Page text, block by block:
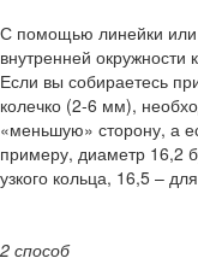
С помощью линейки или
внутренней
Если вы собираетесь
колечко (2-6 мм),
«меньшую» сторону, а
примеру, диаметр 16,2
узкого кольца, 16,5 –
2 способ